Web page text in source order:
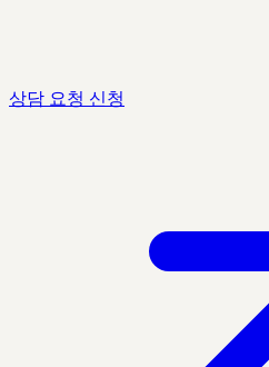
상담 요청 신청